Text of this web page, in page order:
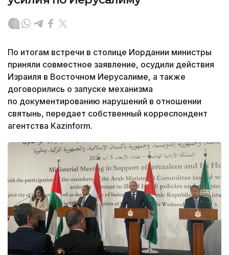
По итогам встречи в столице Иордании министры
приняли совместное заявление, осудили действия
Израиля в Восточном Иерусалиме, а также
договорились о запуске механизма
по документированию нарушений в отношении
святынь, передает собственный корреспондент
агентства Kazinform.